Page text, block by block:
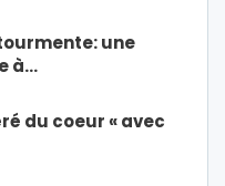
une
à…
du coeur « avec